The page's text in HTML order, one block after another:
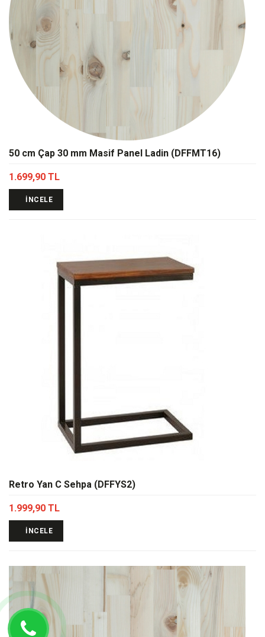
50 cm Çap 30 mm Masif Panel Ladin (DFFMT16)
1.699,90 TL
İNCELE
Retro Yan C Sehpa (DFFYS2)
1.999,90 TL
İNCELE